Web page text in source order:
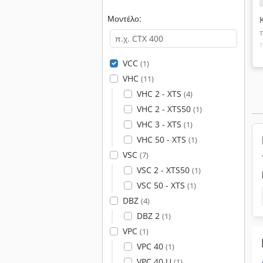
Μοντέλο:
VCC (1)
VHC (11)
VHC 2 - XTS (4)
VHC 2 - XTS50 (1)
VHC 3 - XTS (1)
VHC 50 - XTS (1)
VSC (7)
VSC 2 - XTS50 (1)
VSC 50 - XTS (1)
DBZ (4)
DBZ 2 (1)
VPC (1)
VPC 40 (1)